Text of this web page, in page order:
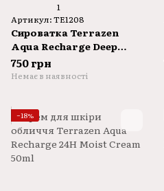
1
Артикул: TE1208
Сироватка Terrazen
Aqua Recharge Deep
Moist Serum 55ml
750 грн
Немає в наявності
−18%